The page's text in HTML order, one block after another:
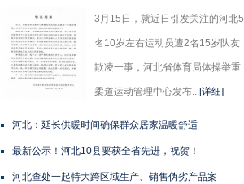
3月15日，就近日引发关注的河北5
名10岁左右运动员遭2名15岁队友
欺凌一事，河北省体育局体操举重
柔道运动管理中心发布...[详细]
河北：延长供暖时间确保群众居家温暖舒适
最新公示！河北10县要获全省先进，祝贺！
河北查处一起特大跨区域生产、销售伪劣产品案